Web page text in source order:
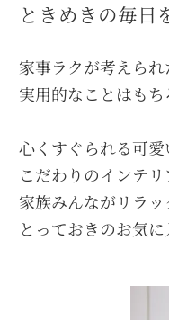
ときめきの毎日
家事ラクが考えられ
実用的なことはもち
心くすぐられる可
こだわりのインテ
家族みんながリラッ
とっておきのお気に